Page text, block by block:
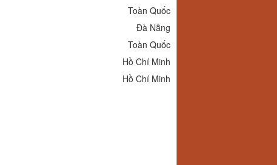
Toàn Quốc
Đà Nẵng
Toàn Quốc
Hồ Chí Minh
Hồ Chí Minh